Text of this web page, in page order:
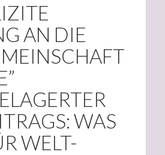
AN DIE
WAS
WELT-